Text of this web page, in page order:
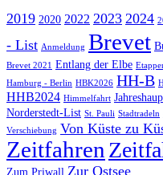
2019 2020 2022 2023 2024
- List Anmeldung Brevet
Brevet 2021 Entlang der Elbe
Hamburg - Berlin HBK2026 HH-B
HHB2024 Himmelfahrt
Norderstedt-List St. Pauli Stadtradeln
Verschiebung Von Küste zu
Zeitfahren
Zum Priwall Zur Ostsee